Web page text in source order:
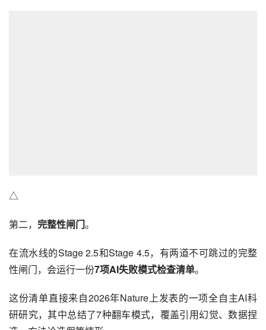
△
第二， 完整性闸门。
在流水线的Stage 2.5和Stage 4.5，有两道不可跳过的完整
性闸门，会运行一份7项AI失败模式检查清单。
这份清单直接来自2026年Nature上发表的一项全自主AI科
研研究，其中总结了7种翻车模式，覆盖引用幻觉、数据捏